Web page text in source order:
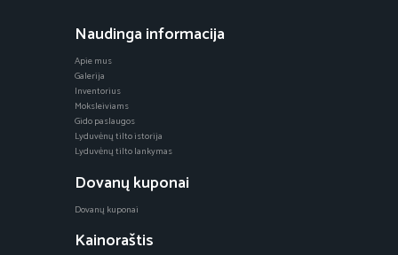
Naudinga informacija
Apie mus
Galerija
Inventorius
Moksleiviams
Gido paslaugos
Lyduvėnų tilto istorija
Lyduvėnų tilto lankymas
Dovanų kuponai
Dovanų kuponai
Kainoraštis